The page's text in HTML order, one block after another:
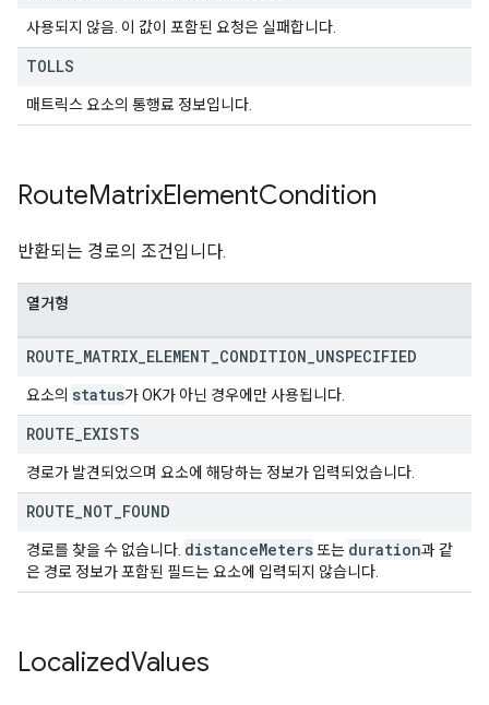
사용되지 않음. 이 값이 포함된 요청은 실패합니다.
TOLLS
매트릭스 요소의 통행료 정보입니다.
RouteMatrixElementCondition
반환되는 경로의 조건입니다.
열거형
ROUTE MATRIX ELEMENT CONDITION UNSPECIFIED
요소의 status가 OK가 아닌 경우에만 사용됩니다.
ROUTE EXISTS
경로가 발견되었으며 요소에 해당하는 정보가 입력되었습니다.
ROUTE NOT FOUND
경로를 찾을 수 없습니다. distanceMeters 또는 duration과 같
은 경로 정보가 포함된 필드는 요소에 입력되지 않습니다.
LocalizedValues